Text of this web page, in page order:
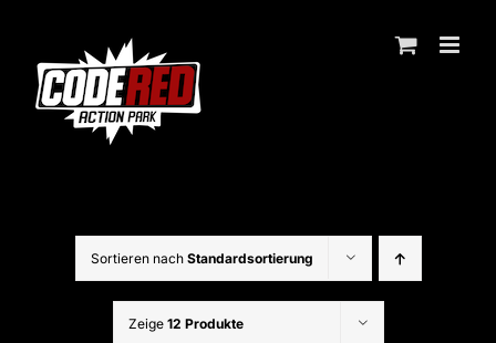
Sortieren nach Standardsortierung
Zeige 12 Produkte